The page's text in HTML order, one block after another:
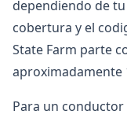
dependiendo de
cobertura y el
State Farm parte
aproximadamente
Para un